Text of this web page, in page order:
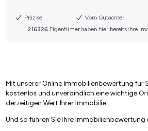
Mit unserer Online Immobilienbewertung für
kostenlos und unverbindlich eine wichtige
derzeitigen Wert Ihrer Immobilie.
Und so führen Sie Ihre Immobilienbewertung